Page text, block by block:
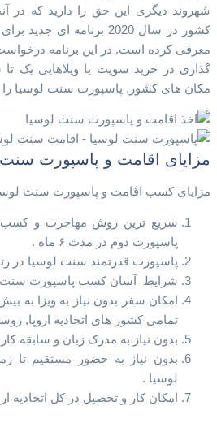
شهروند دیگری این حق را دارید که در
کشور در سال 2020 برنامه
معرفی کرده است. در این برنامه درخواست
گذاری در خرید سویت یا ویلاهایی یک
مکان های کشور, پاسپورت سنت لوسیا را
مزایای اقامت و پاسپورت سنت
مزایای کسب اقامت و پاسپورت سنت
سریع ترین روش مهاجرت و کسب
پاسپورت دوم در مدت ۶ ماه .
پاسپورت قدرتمند سنت لوسیا در رتبه ۳۰ جهان قرار
شرایط آسان کسب پاسپورت سنت
تمامی کشور های اتحادیه اروپا,
بدون نیاز به مدرک زبان و سابقه
بدون نیاز به حضور مستقیم تا
لوسیا .
امکان کار و تحصیل در کل اتحادیه